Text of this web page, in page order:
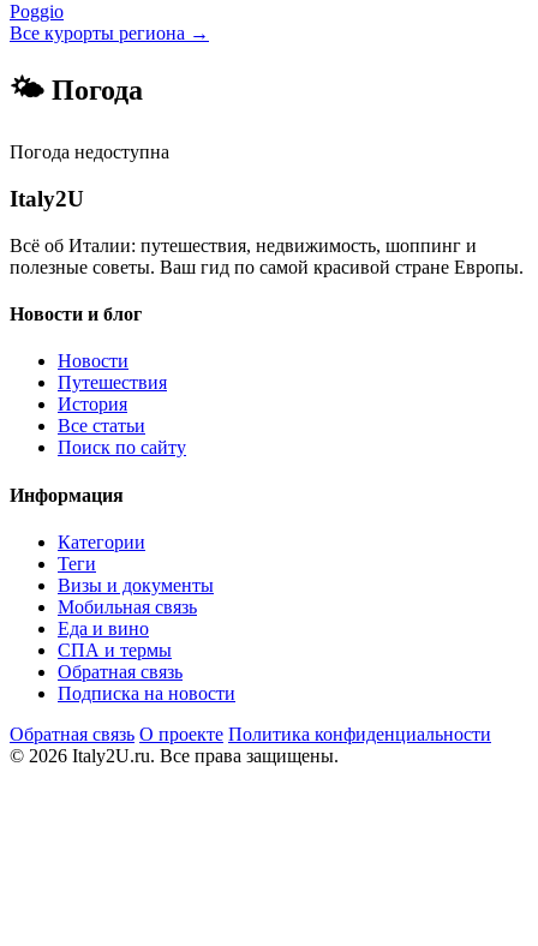
Poggio
Все курорты региона →
🌤 Погода
Погода недоступна
Italy2U
Всё об Италии: путешествия, недвижимость, шоппинг и
полезные советы. Ваш гид по самой красивой стране Европы.
Новости и блог
Новости
Путешествия
История
Все статьи
Поиск по сайту
Информация
Категории
Теги
Визы и документы
Мобильная связь
Еда и вино
СПА и термы
Обратная связь
Подписка на новости
Обратная связь О проекте Политика конфиденциальности
© 2026 Italy2U.ru. Все права защищены.